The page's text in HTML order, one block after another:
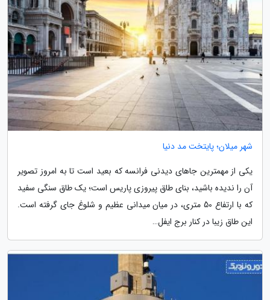
شهر میلان؛ پایتخت مد دنیا
یکی از مهمترین جاهای دیدنی فرانسه که بعید است تا به امروز تصویر
آن را ندیده باشید، بنای طاق پیروزی پاریس است؛ یک طاق سنگی سفید
که با ارتفاع 50 متری، در میان میدانی عظیم و شلوغ جای گرفته است.
این طاق زیبا در کنار برج ایفل…